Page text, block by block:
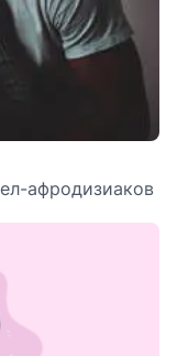
афродизиаков